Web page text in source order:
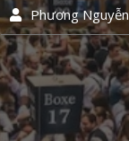
Phương Nguyễn